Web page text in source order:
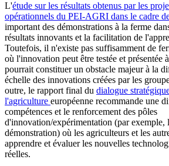
L'étude sur les résultats obtenus par les
opérationnels du PEI-AGRI dans le cadre
important des démonstrations à la ferme
résultats innovants et la facilitation de
Toutefois, il n'existe pas suffisamment de
où l'innovation peut être testée et présentée
pourrait constituer un obstacle majeur à la
échelle des innovations créées par les
outre, le rapport final du dialogue
l'agriculture européenne recommande une
compétences et le renforcement des pôles
d'innovation/expérimentation (par exemple,
démonstration) où les agriculteurs et les
apprendre et évaluer les nouvelles
réelles.